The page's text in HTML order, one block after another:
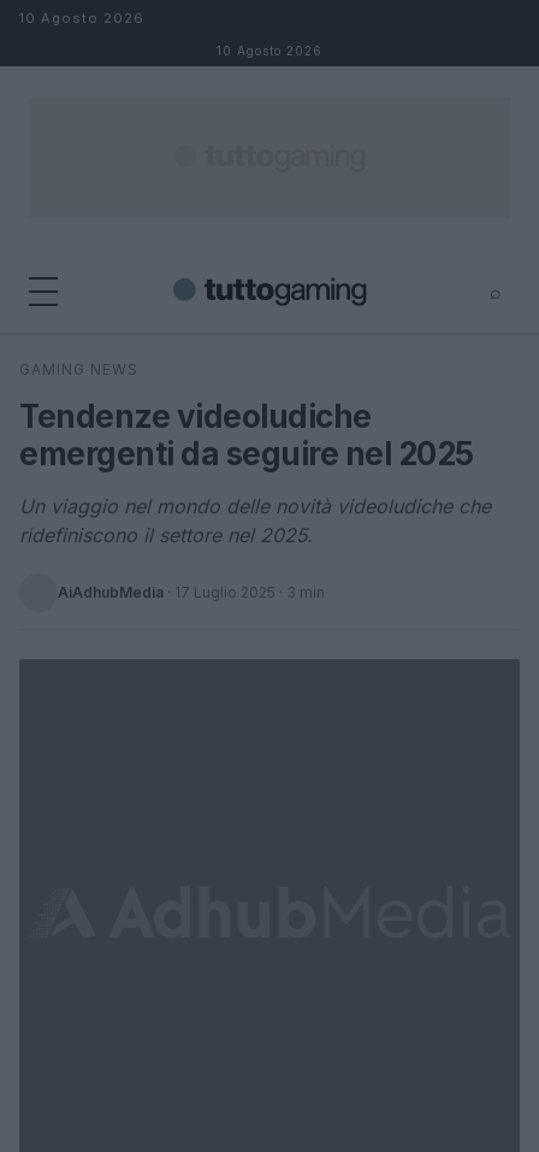
Salta al contenuto
10 Agosto 2026
10 Agosto 2026
⌕
Cerca
GAMING NEWS
Tendenze videoludiche
emergenti da seguire nel 2025
Un viaggio nel mondo delle novità videoludiche che
ridefiniscono il settore nel 2025.
AiAdhubMedia · 17 Luglio 2025 · 3 min